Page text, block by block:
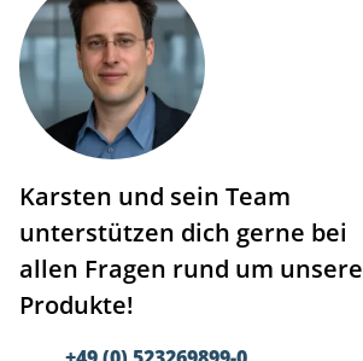
Karsten und sein Team
unterstützen dich gerne bei
allen Fragen rund um unsere
Produkte!